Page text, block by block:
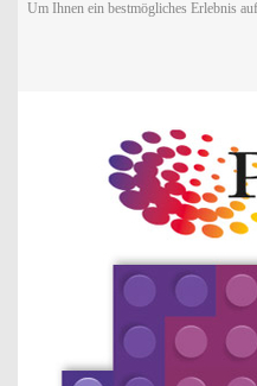
Um Ihnen ein bestmögliches Erlebnis